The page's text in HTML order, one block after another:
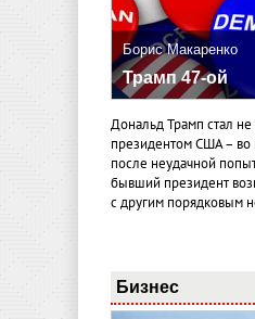
Борис Макаренко
Трамп 47-ой
Дональд Трамп стал
президентом США – во
после неудачной
бывший президент
с другим порядковым
Бизнес